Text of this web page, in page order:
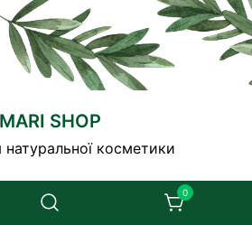
MARI SHOP
косметики
0